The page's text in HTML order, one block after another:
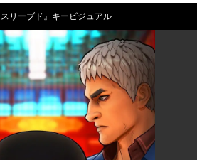
リーブド』キービジュアル